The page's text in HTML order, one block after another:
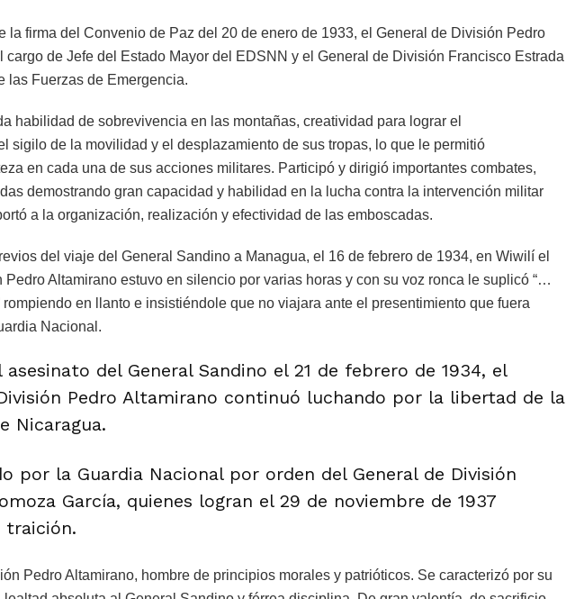
la firma del Convenio de Paz del 20 de enero de 1933, el General de División Pedro
cargo de Jefe del Estado Mayor del EDSNN y el General de División Francisco Estrada
las Fuerzas de Emergencia.
habilidad de sobrevivencia en las montañas, creatividad para lograr el
sigilo de la movilidad y el desplazamiento de sus tropas, lo que le permitió
en cada una de sus acciones militares. Participó y dirigió importantes combates,
demostrando gran capacidad y habilidad en la lucha contra la intervención militar
a la organización, realización y efectividad de las emboscadas.
del viaje del General Sandino a Managua, el 16 de febrero de 1934, en Wiwilí el
Altamirano estuvo en silencio por varias horas y con su voz ronca le suplicó “…
en llanto e insistiéndole que no viajara ante el presentimiento que fuera
Nacional.
asesinato del General Sandino el 21 de febrero de 1934, el
Pedro Altamirano continuó luchando por la libertad de la
Nicaragua.
por la Guardia Nacional por orden del General de División
García, quienes logran el 29 de noviembre de 1937
traición.
Pedro Altamirano, hombre de principios morales y patrióticos. Se caracterizó por su